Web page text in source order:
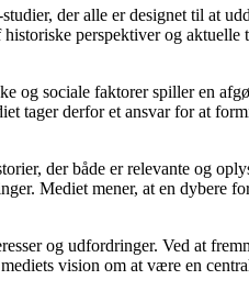
der alle er designet til at
perspektiver og aktuelle
og sociale faktorer spiller en
tager derfor et ansvar for at
der både er relevante og
Mediet mener, at en dybere
og udfordringer. Ved at
vision om at være en